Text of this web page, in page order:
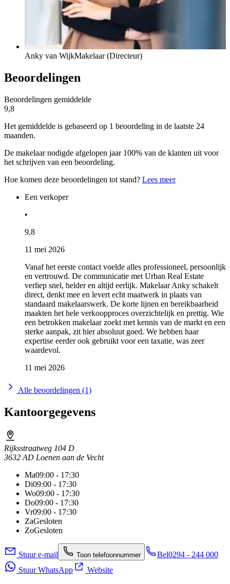
Anky van WijkMakelaar (Directeur)
Beoordelingen
Beoordelingen gemiddelde
9,8
Het gemiddelde is gebaseerd op 1 beoordeling in de laatste 24
maanden.
De makelaar nodigde afgelopen jaar 100% van de klanten uit voor
het schrijven van een beoordeling.
Hoe komen deze beoordelingen tot stand? Lees meer
Een verkoper
•
9,8
11 mei 2026
Vanaf het eerste contact voelde alles professioneel, persoonlijk
en vertrouwd. De communicatie met Urban Real Estate
verliep snel, helder en altijd eerlijk. Makelaar Anky schakelt
direct, denkt mee en levert echt maatwerk in plaats van
standaard makelaarswerk. De korte lijnen en bereikbaarheid
maakten het hele verkoopproces overzichtelijk en prettig. Wie
een betrokken makelaar zoekt met kennis van de markt en een
sterke aanpak, zit hier absoluut goed. We hebben haar
expertise eerder ook gebruikt voor een taxatie, was zeer
waardevol.
11 mei 2026
Alle beoordelingen (1)
Kantoorgegevens
Rijksstraatweg 104 D
3632 AD Loenen aan de Vecht
Ma09:00 - 17:30
Di09:00 - 17:30
Wo09:00 - 17:30
Do09:00 - 17:30
Vr09:00 - 17:30
ZaGesloten
ZoGesloten
Stuur e-mail Toon telefoonnummer Bel0294 - 244 000
Stuur WhatsApp
Website